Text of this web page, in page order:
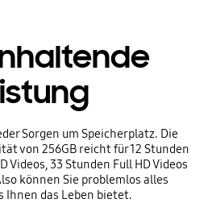
Sorgen um Speicherplatz. Die
von 256GB reicht für 12 Stunden
Videos, 33 Stunden Full HD Videos
können Sie problemlos alles
Ihnen das Leben bietet.